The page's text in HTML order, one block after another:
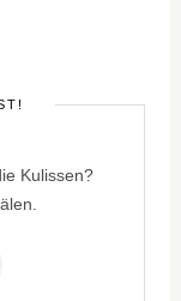
Kulissen?